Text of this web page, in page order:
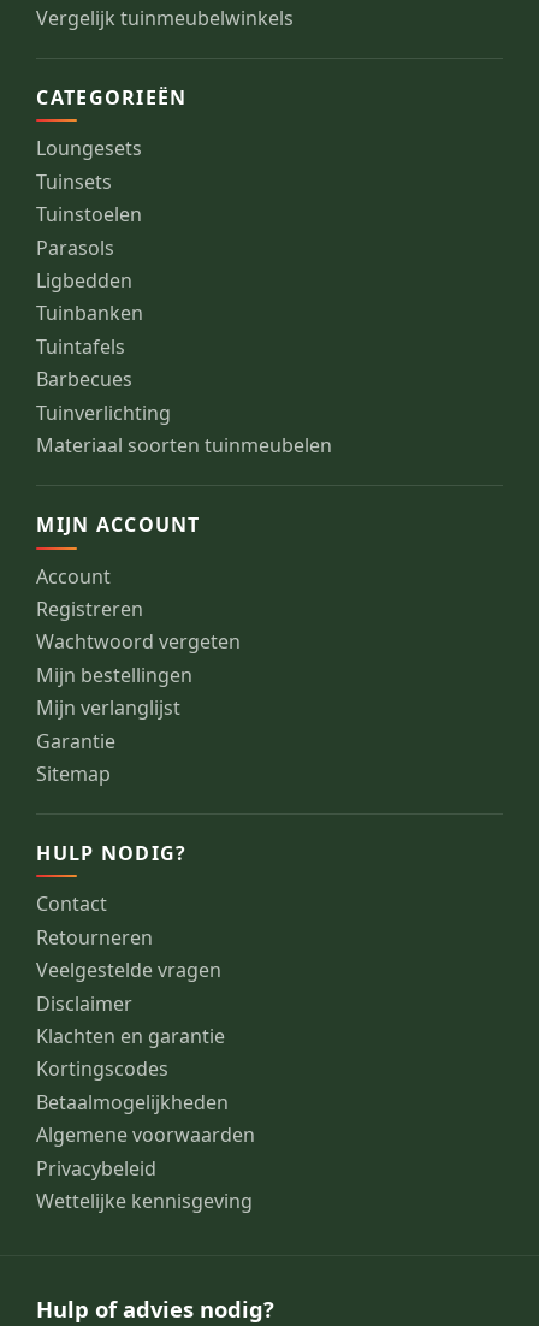
Vergelijk tuinmeubelwinkels
CATEGORIEËN
Loungesets
Tuinsets
Tuinstoelen
Parasols
Ligbedden
Tuinbanken
Tuintafels
Barbecues
Tuinverlichting
Materiaal soorten tuinmeubelen
MIJN ACCOUNT
Account
Registreren
Wachtwoord vergeten
Mijn bestellingen
Mijn verlanglijst
Garantie
Sitemap
HULP NODIG?
Contact
Retourneren
Veelgestelde vragen
Disclaimer
Klachten en garantie
Kortingscodes
Betaalmogelijkheden
Algemene voorwaarden
Privacybeleid
Wettelijke kennisgeving
Hulp of advies nodig?